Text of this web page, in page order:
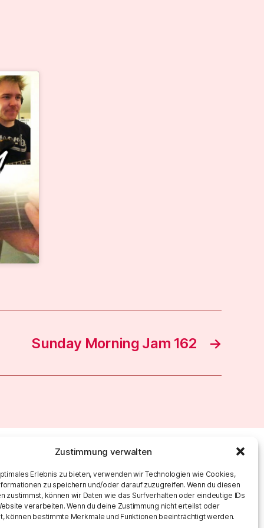
Zustimmung verwalten
Erlebnis zu bieten, verwenden wir Technologien wie Cookies,
zu speichern und/oder darauf zuzugreifen. Wenn du diesen
zustimmst, können wir Daten wie das Surfverhalten oder eindeutige IDs
verarbeiten. Wenn du deine Zustimmung nicht erteilst oder
können bestimmte Merkmale und Funktionen beeinträchtigt werden.
→
Sunday Morning Jam 162